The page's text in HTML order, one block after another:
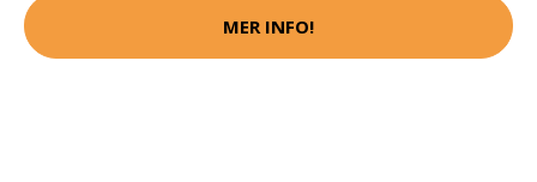
MER INFO!